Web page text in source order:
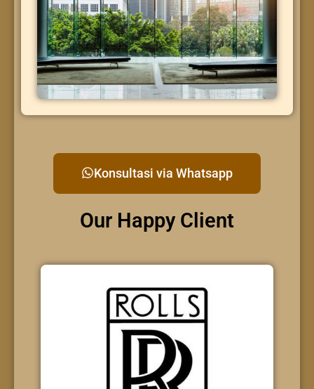
Konsultasi via Whatsapp
Our Happy Client